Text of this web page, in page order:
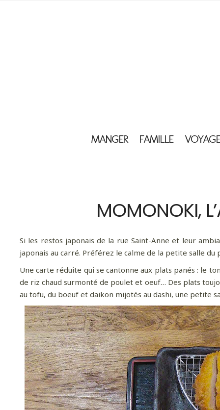
MANGER FAMILLE
MOMONOKI,
Si les restos japonais de la rue Saint-Anne et leur
japonais au carré. Préférez le calme de la petite salle du
Une carte réduite qui se cantonne aux plats panés : le
de riz chaud surmonté de poulet et oeuf… Des plats
au tofu, du boeuf et daikon mijotés au dashi, une petite